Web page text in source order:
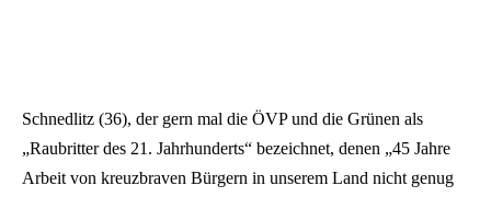
Schnedlitz (36), der gern mal die ÖVP und die Grünen als
„Raubritter des 21. Jahrhunderts“ bezeichnet, denen „45 Jahre
Arbeit von kreuzbraven Bürgern in unserem Land nicht genug